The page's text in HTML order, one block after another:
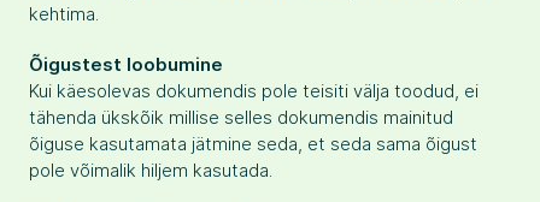
kehtima.
Õigustest loobumine
Kui käesolevas dokumendis pole teisiti välja toodud, ei
tähenda ükskõik millise selles dokumendis mainitud
õiguse kasutamata jätmine seda, et seda sama õigust
pole võimalik hiljem kasutada.